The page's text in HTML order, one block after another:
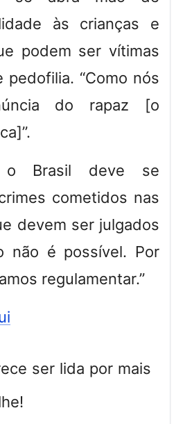
às crianças e
podem ser vítimas
“Como nós
do rapaz [o
o Brasil deve se
cometidos nas
devem ser julgados
não é possível. Por
regulamentar.”
ser lida por mais